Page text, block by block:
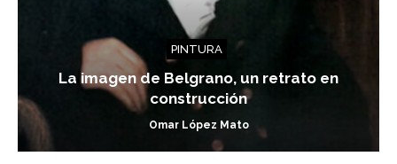
PINTURA
La imagen de Belgrano, un retrato en
construcción
Omar López Mato